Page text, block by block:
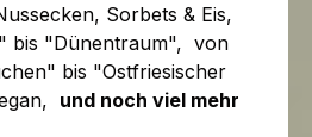
Sorbets & Eis,
bis "Dünentraum", von
bis "Ostfriesischer
und noch viel mehr